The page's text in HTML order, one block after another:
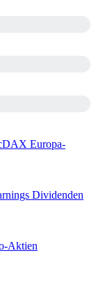
Europa-
Dividenden
Aktien